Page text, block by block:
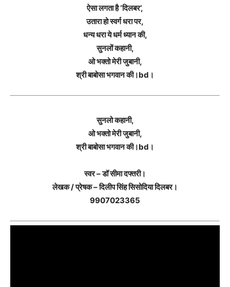
ऐसा लगता है ‘दिलबर’,
उतारा हो स्वर्ग धरा पर,
धन्य धरा ये धर्म ध्यान की,
सुनलों कहानी,
ओ भक्तो मेरी जुबानी,
श्री बाबोसा भगवान की।bd।
सुनलो कहानी,
ओ भक्तो मेरी जुबानी,
श्री बाबोसा भगवान की।bd।
स्वर – डॉ सीमा दफ्तरी।
लेखक / प्रेषक – दिलीप सिंह सिसोदिया दिलबर।
9907023365